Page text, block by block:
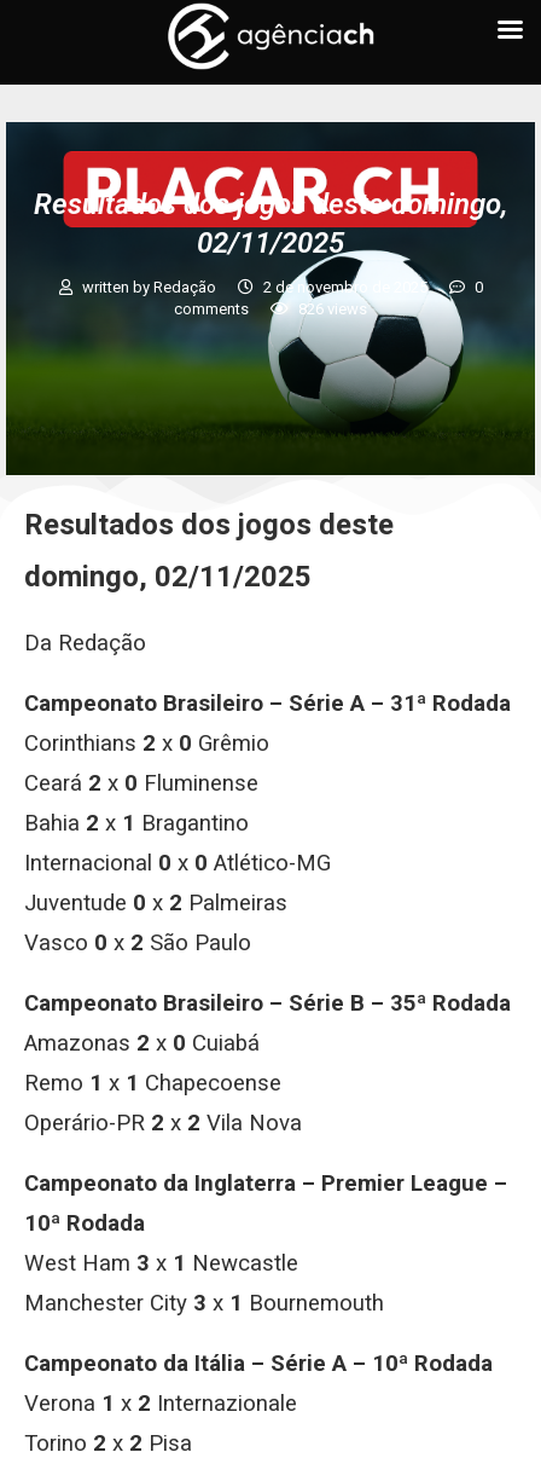
Resultados dos jogos deste domingo,
02/11/2025
written by Redação 2 de novembro de 2025
0
comments
826 views
Resultados dos jogos deste
domingo, 02/11/2025
Da Redação
Campeonato Brasileiro – Série A – 31ª Rodada
Corinthians 2 x 0 Grêmio
Ceará 2 x 0 Fluminense
Bahia 2 x 1 Bragantino
Internacional 0 x 0 Atlético-MG
Juventude 0 x 2 Palmeiras
Vasco 0 x 2 São Paulo
Campeonato Brasileiro – Série B – 35ª Rodada
Amazonas 2 x 0 Cuiabá
Remo 1 x 1 Chapecoense
Operário-PR 2 x 2 Vila Nova
Campeonato da Inglaterra – Premier League –
10ª Rodada
West Ham 3 x 1 Newcastle
Manchester City 3 x 1 Bournemouth
Campeonato da Itália – Série A – 10ª Rodada
Verona 1 x 2 Internazionale
Torino 2 x 2 Pisa